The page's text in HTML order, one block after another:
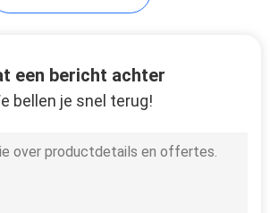
een bericht achter
bellen je snel terug!